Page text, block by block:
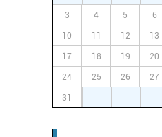
3 4 5 6
10 11 12 13
17 18 19 20
24 25 26 27
31